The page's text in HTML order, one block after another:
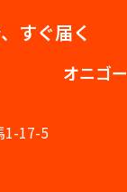
すぐ届く
オニゴー
1-17-5